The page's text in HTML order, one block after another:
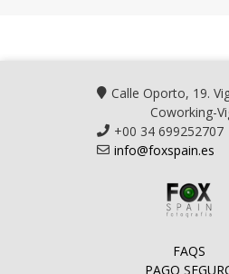
Calle Oporto, 19.
Coworking-
+00 34 699252707
info@foxspain.es
FAQS
PAGO